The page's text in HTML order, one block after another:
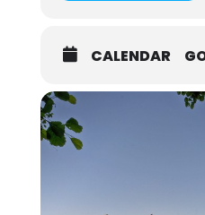
CALENDAR